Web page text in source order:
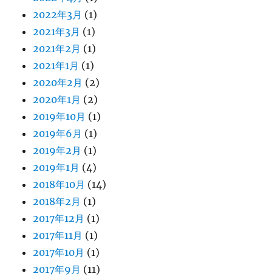
2022年3月 (1)
2021年3月 (1)
2021年2月 (1)
2021年1月 (1)
2020年2月 (2)
2020年1月 (2)
2019年10月 (1)
2019年6月 (1)
2019年2月 (1)
2019年1月 (4)
2018年10月 (14)
2018年2月 (1)
2017年12月 (1)
2017年11月 (1)
2017年10月 (1)
2017年9月 (11)